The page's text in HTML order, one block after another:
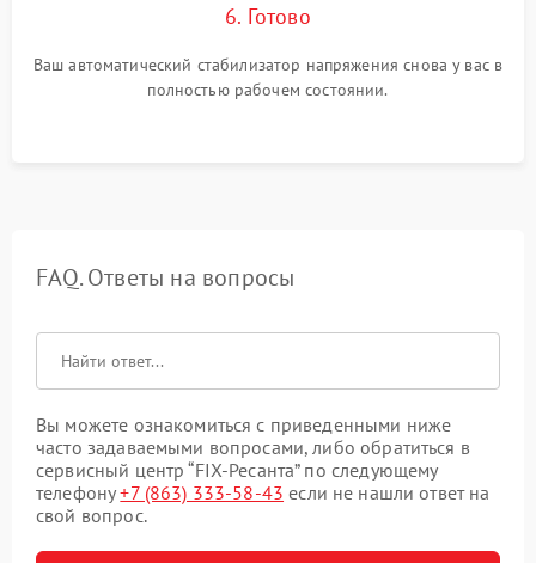
6. Готово
Ваш автоматический стабилизатор напряжения снова у вас в
полностью рабочем состоянии.
FAQ. Ответы на вопросы
Вы можете ознакомиться с приведенными ниже
часто задаваемыми вопросами, либо обратиться в
сервисный центр “FIX-Ресанта” по следующему
телефону+7 (863) 333-58-43 если не нашли ответ на
свой вопрос.